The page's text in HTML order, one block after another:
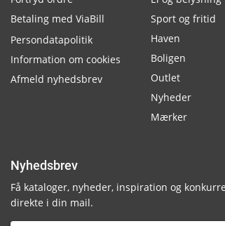
Betaling med ViaBill
Persondatapolitik
Information om cookies
Afmeld nyhedsbrev
Sport og fritid
Haven
Boligen
Outlet
Nyheder
Mærker
Nyhedsbrev
Få kataloger, nyheder, inspiration og
direkte i din mail.